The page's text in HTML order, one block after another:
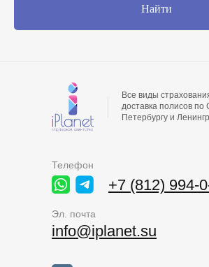
Найти
Все виды
доставка полисов по
Петербургу и
Телефон
+7 (812) 994-
Эл. почта
info@iplanet.su